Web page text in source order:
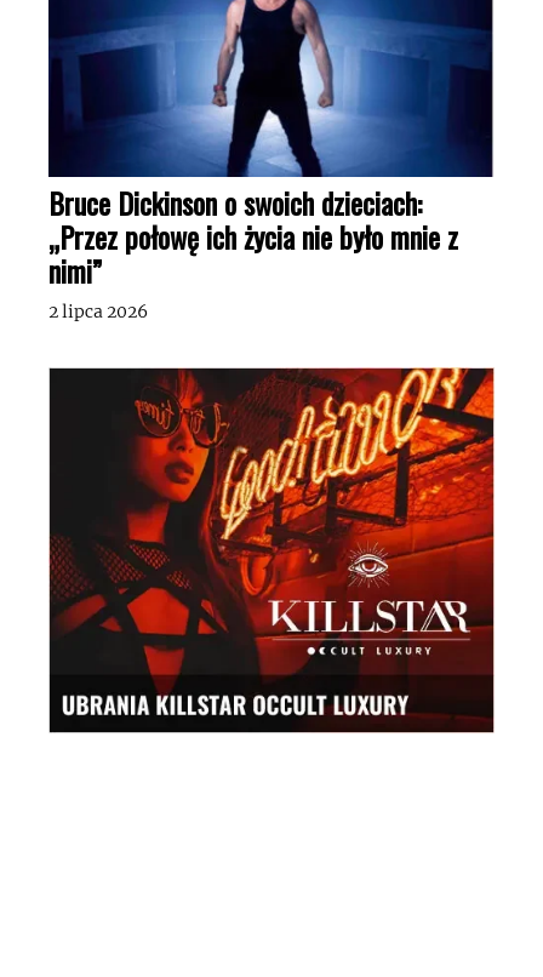
Bruce Dickinson o swoich dzieciach:
„Przez połowę ich życia nie było mnie z
nimi”
2 lipca 2026